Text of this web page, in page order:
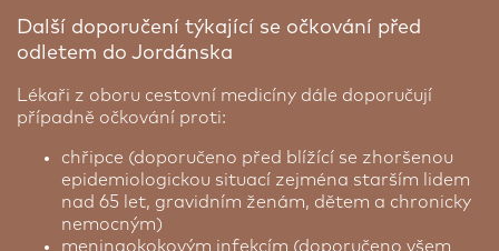
Další doporučení týkající se očkování před
odletem do Jordánska
Lékaři z oboru cestovní medicíny dále doporučují
případně očkování proti:
chřipce (doporučeno před blížící se zhoršenou
epidemiologickou situací zejména starším lidem
nad 65 let, gravidním ženám, dětem a chronicky
nemocným)
meningokokovým infekcím (doporučeno všem